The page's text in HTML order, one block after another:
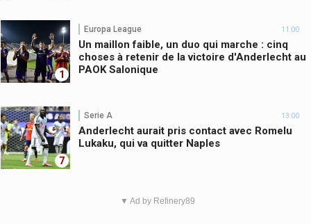
1
Europa League 11:00
Un maillon faible, un duo qui marche : cinq
choses à retenir de la victoire d'Anderlecht au
PAOK Salonique
7
Serie A 13:00
Anderlecht aurait pris contact avec Romelu
Lukaku, qui va quitter Naples
▼ Ad by Refinery89